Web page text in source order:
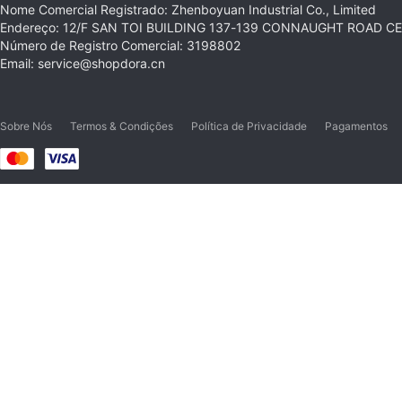
Nome Comercial Registrado: Zhenboyuan Industrial Co., Limited
Endereço: 12/F SAN TOI BUILDING 137-139 CONNAUGHT ROAD
Número de Registro Comercial: 3198802
Email: service@shopdora.cn
Sobre Nós Termos & Condições Política de Privacidade Pagamentos